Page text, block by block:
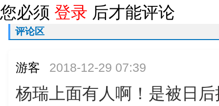
您必须 登录 后才能评论
评论区
游客 2018-12-29 07:39
杨瑞上面有人啊！是被日